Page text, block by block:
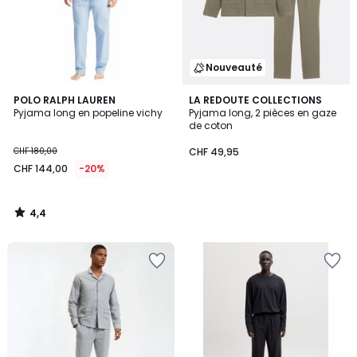
POLO RALPH LAUREN
Pyjama long en popeline vichy
CHF 180,00
CHF 144,00 -20%
4,4
/ 5
4,4
/
Nouveauté
LA REDOUTE COLLECTIONS
Pyjama long, 2 pièces en gaze
de coton
CHF 49,95